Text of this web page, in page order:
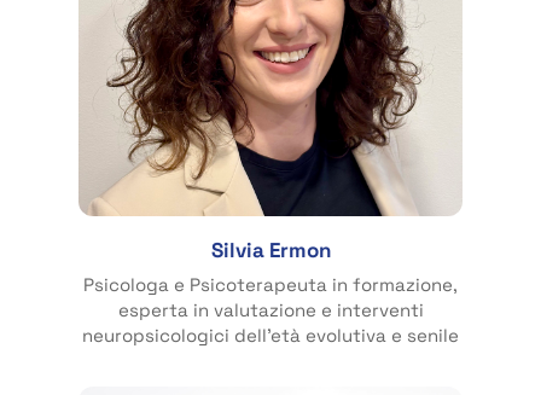
Silvia Ermon
Psicologa e Psicoterapeuta in formazione,
esperta in valutazione e interventi
neuropsicologici dell’età evolutiva e senile